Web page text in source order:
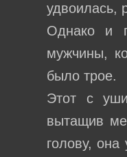
удвоилась,
Однако и
мужчины,
было трое.
Этот с
вытащив
голову,